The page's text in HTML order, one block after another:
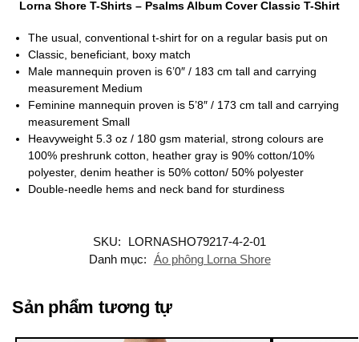
Lorna Shore T-Shirts – Psalms Album Cover Classic T-Shirt
The usual, conventional t-shirt for on a regular basis put on
Classic, beneficiant, boxy match
Male mannequin proven is 6’0″ / 183 cm tall and carrying
measurement Medium
Feminine mannequin proven is 5’8″ / 173 cm tall and carrying
measurement Small
Heavyweight 5.3 oz / 180 gsm material, strong colours are
100% preshrunk cotton, heather gray is 90% cotton/10%
polyester, denim heather is 50% cotton/ 50% polyester
Double-needle hems and neck band for sturdiness
SKU:
LORNASHO79217-4-2-01
Danh mục: Áo phông Lorna Shore
Sản phẩm tương tự